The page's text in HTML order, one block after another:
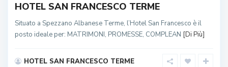
HOTEL SAN FRANCESCO TERME
Situato a Spezzano Albanese Terme, l’Hotel San Francesco è il
posto ideale per: MATRIMONI, PROMESSE, COMPLEAN [Di Più]
HOTEL SAN FRANCESCO TERME